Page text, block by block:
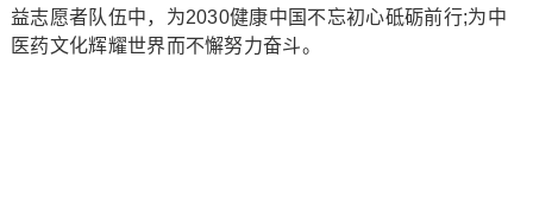
益志愿者队伍中，为2030健康中国不忘初心砥砺前行;为中
医药文化辉耀世界而不懈努力奋斗。